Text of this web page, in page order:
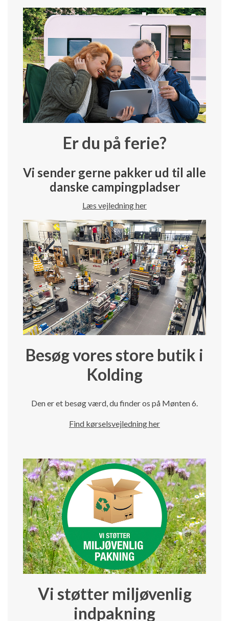
Er du på ferie?
Vi sender gerne pakker ud til alle
danske campingpladser
Læs vejledning her
Besøg vores store butik i
Kolding
Den er et besøg værd, du finder os på Mønten 6.
Find kørselsvejledning her
Vi støtter miljøvenlig
indpakning